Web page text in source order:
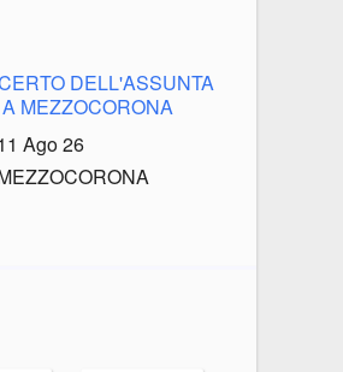
DELL'ASSUNTA
MEZZOCORONA
Ago 26